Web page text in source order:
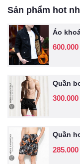
Sản phẩm hot
Áo
Quần
Quần